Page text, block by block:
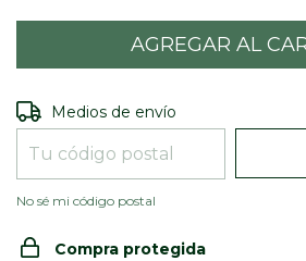
Entregas para el CP:
Medios de envío
No sé mi código postal
Compra protegida